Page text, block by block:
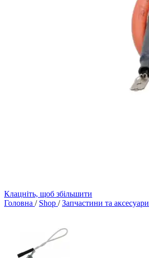
Клацніть, щоб збільшити
Головна / Shop / Запчастини та аксесуари